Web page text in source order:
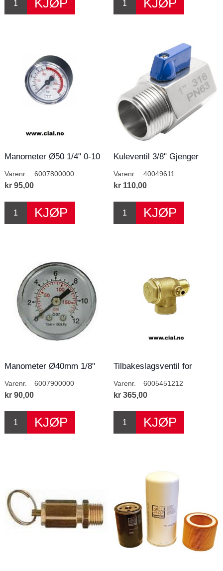
Manometer Ø50 1/4" 0-10
Varenr. 6007800000
kr 95,00
Kuleventil 3/8" Gjenger
Varenr. 40049611
kr 110,00
Manometer Ø40mm 1/8"
Varenr. 6007900000
kr 90,00
Tilbakeslagsventil for
Varenr. 6005451212
kr 365,00